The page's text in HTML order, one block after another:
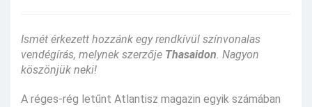
Ismét érkezett hozzánk egy rendkívül színvonalas
vendégírás, melynek szerzője Thasaidon. Nagyon
köszönjük neki!
A réges-rég letűnt Atlantisz magazin egyik számában